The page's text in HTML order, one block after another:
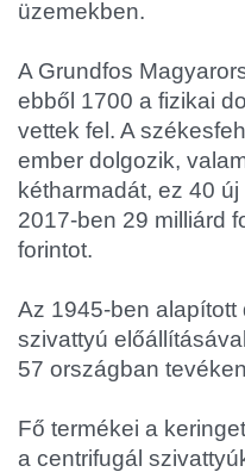
üzemekben.
A Grundfos
ebből 1700 a fizikai
vettek fel. A
ember dolgozik,
kétharmadát, ez 40
2017-ben 29 milliárd
forintot.
Az 1945-ben alapított
szivattyú
57 országban
Fő termékei a
a centrifugál